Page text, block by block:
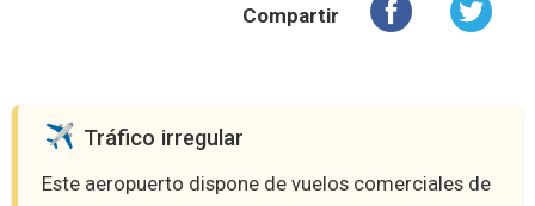
Compartir
️ Tráfico irregular
Este aeropuerto dispone de vuelos comerciales de